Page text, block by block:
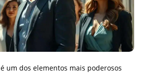
é um dos elementos mais poderosos